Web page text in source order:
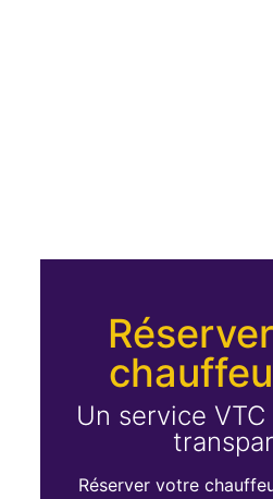
Un service
Réserver votre